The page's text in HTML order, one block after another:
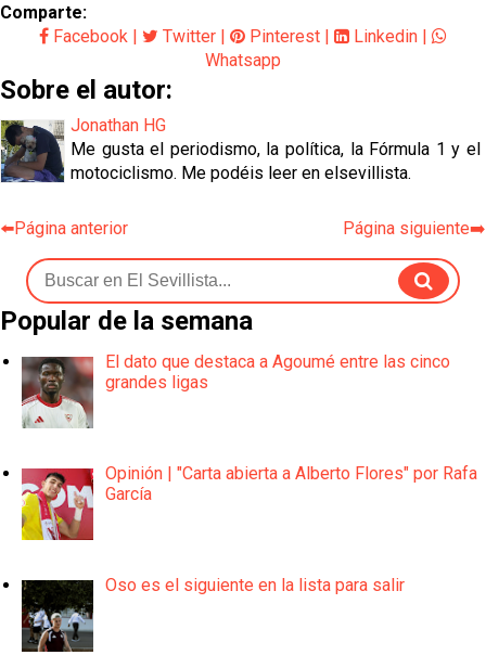
Comparte:
Facebook | Twitter | Pinterest | Linkedin |
Whatsapp
Sobre el autor:
Jonathan HG
Me gusta el periodismo, la política, la Fórmula 1 y el
motociclismo. Me podéis leer en elsevillista.
⬅️Página anterior Página siguiente➡️
Popular de la semana
El dato que destaca a Agoumé entre las cinco
grandes ligas
Opinión | "Carta abierta a Alberto Flores" por Rafa
García
Oso es el siguiente en la lista para salir